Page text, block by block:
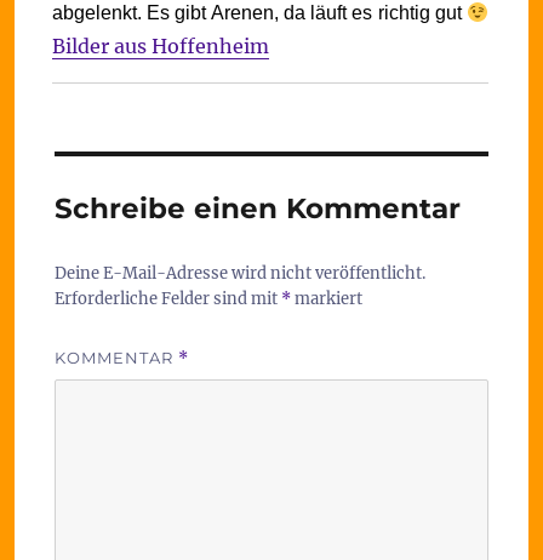
abgelenkt. Es gibt Arenen, da läuft es richtig gut
Bilder aus Hoffenheim
Schreibe einen Kommentar
Deine E-Mail-Adresse wird nicht veröffentlicht.
Erforderliche Felder sind mit *markiert
KOMMENTAR *